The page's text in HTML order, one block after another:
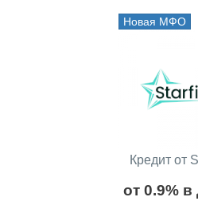
Новая МФО
Кредит от
от 0.9% в